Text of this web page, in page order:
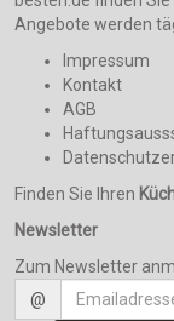
Angebote werden
Impressum
Kontakt
AGB
Finden Sie Ihren
Newsletter
Zum Newsletter
@